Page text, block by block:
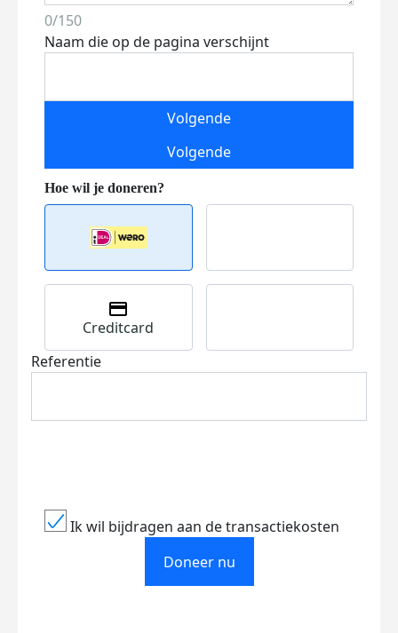
0/150
Naam die op de pagina verschijnt
Volgende
Volgende
Creditcard
Referentie
Ik wil bijdragen aan de transactiekosten
Doneer nu